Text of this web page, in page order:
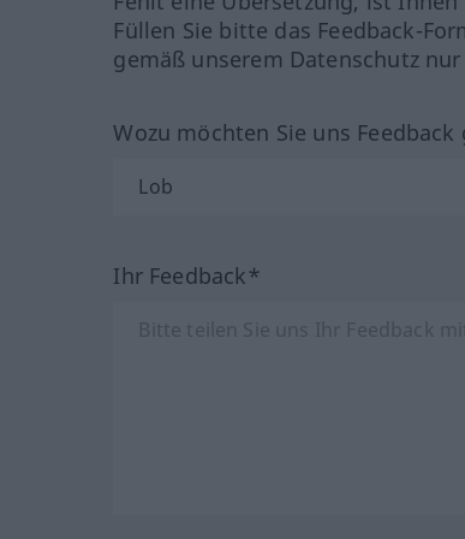
Füllen Sie bitte das Feedback-
gemäß unserem Datenschutz
Wozu möchten Sie uns Feedback
Ihr Feedback*